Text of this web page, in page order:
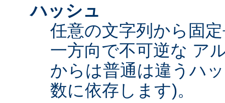
ハッシュ
任意の文字列から固
一方向で不可逆な ア
からは普通は違うハ
数に依存します)。